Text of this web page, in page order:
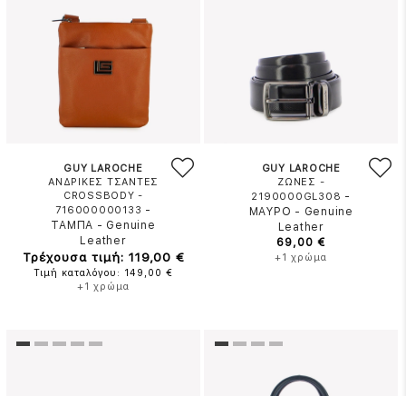
GUY LAROCHE
ΑΝΔΡΙΚΕΣ ΤΣΑΝΤΕΣ
CROSSBODY -
716000000133 -
ΤΑΜΠΑ - Genuine
Leather
Τρέχουσα τιμή: 119,00 €
Τιμή καταλόγου: 149,00 €
+1 χρώμα
GUY LAROCHE
ΖΩΝΕΣ -
2190000GL308 -
ΜΑΥΡΟ - Genuine
Leather
69,00 €
+1 χρώμα